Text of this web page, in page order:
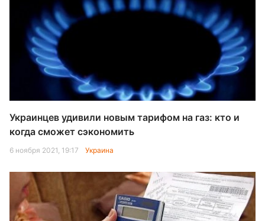
Украинцев удивили новым тарифом на газ: кто и
когда сможет сэкономить
6 ноября 2021, 19:17 Украина